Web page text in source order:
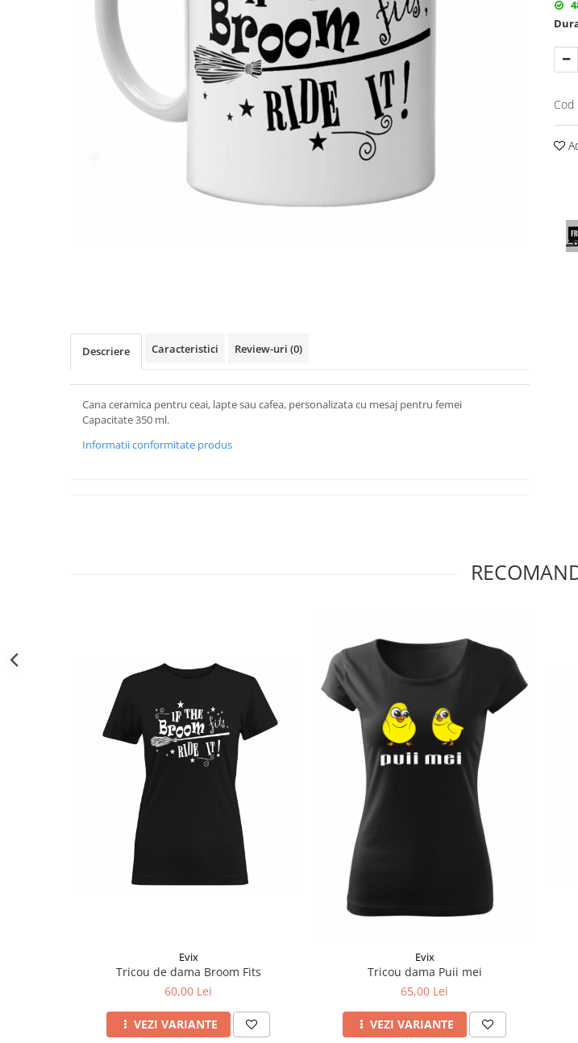
Cod
Descriere Caracteristici Review-uri (0)
Cana ceramica pentru ceai, lapte sau cafea, personalizata cu mesaj pentru femei
Capacitate 350 ml.
Informatii conformitate produs
Evix
Tricou de dama Broom Fits
60,00 Lei
VEZI VARIANTE
Evix
Tricou dama Puii mei
65,00 Lei
VEZI VARIANTE